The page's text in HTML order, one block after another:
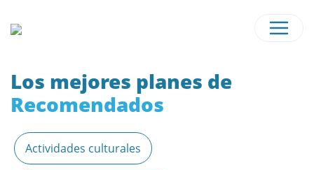
Los mejores planes de
Recomendados
Actividades culturales